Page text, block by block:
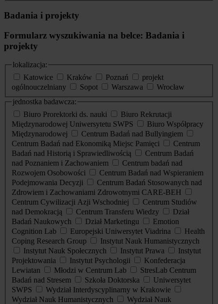
Badania i projekty
Formularz wyszukiwania na belce: Badania i
projekty
lokalizacja:
Katowice
Kraków Poznań
projekt
ogólnouczelniany
Sopot Warszawa
Wrocław
jednostka badawcza:
Biuro Prorektorki ds. nauki
Biuro Rekrutacji
Międzynarodowej Uniwersytetu SWPS
Biuro Współpracy
Międzynarodowej
Centrum Badań nad Bullyingiem
Centrum Badań nad Ekonomiką Miejsc Pamięci
Centrum
Badań nad Historią i Sprawiedliwością
Centrum Badań
nad Poznaniem i Zachowaniem
Centrum badań nad
Rozwojem Osobowości
Centrum Badań nad Wspieraniem
Podejmowania Decyzji
Centrum Badań Stosowanych nad
Zdrowiem i Zachowaniami Zdrowotnymi CARE-BEH
Centrum Cywilizacji Azji Wschodniej
Centrum Studiów
nad Demokracją
Centrum Transferu Wiedzy
Dział
Badań Naukowych
Dział Marketingu
Emotion
Cognition Lab
Europejski Uniwersytet Viadrina
Health
Coping Research Group
Instytut Nauk Humanistycznych
Instytut Nauk Społecznych
Instytut Prawa
Instytut
Projektowania
Instytut Psychologii
Konfederacja
Lewiatan
Młodzi w Centrum Lab
StresLab Centrum
Badań nad Stresem
Szkoła Doktorska
Uniwersytet
SWPS
Wydział Interdyscyplinarny w Krakowie
Wydział Nauk Humanistycznych
Wydział Nauk